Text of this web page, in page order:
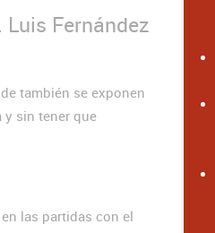
Fernández
también se exponen
y sin tener que
las partidas con el